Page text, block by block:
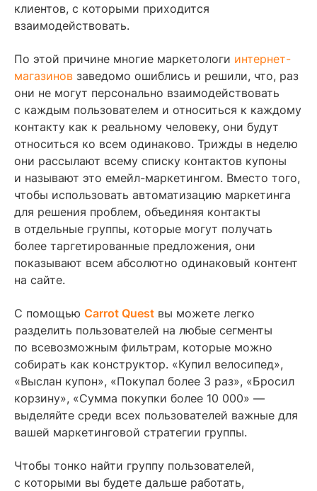
клиентов, с которыми приходится
взаимодействовать.
По этой причине многие маркетологи интернет-
магазинов заведомо ошиблись и решили, что, раз
они не могут персонально взаимодействовать
с каждым пользователем и относиться к каждому
контакту как к реальному человеку, они будут
относиться ко всем одинаково. Трижды в неделю
они рассылают всему списку контактов купоны
и называют это емейл-маркетингом. Вместо того,
чтобы использовать автоматизацию маркетинга
для решения проблем, объединяя контакты
в отдельные группы, которые могут получать
более таргетированные предложения, они
показывают всем абсолютно одинаковый контент
на сайте.
С помощью Carrot Quest вы можете легко
разделить пользователей на любые сегменты
по всевозможным фильтрам, которые можно
собирать как конструктор. «Купил велосипед»,
«Выслан купон», «Покупал более 3 раз», «Бросил
корзину», «Сумма покупки более 10 000» —
выделяйте среди всех пользователей важные для
вашей маркетинговой стратегии группы.
Чтобы тонко найти группу пользователей,
с которыми вы будете дальше работать,